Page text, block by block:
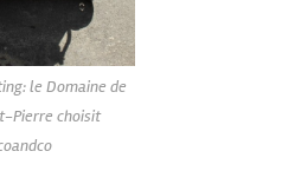
le Domaine de
Pierre choisit